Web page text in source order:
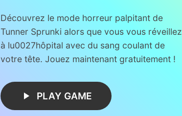
Découvrez le mode horreur palpitant de
Tunner Sprunki alors que vous vous réveillez
à lu0027hôpital avec du sang coulant de
votre tête. Jouez maintenant gratuitement !
PLAY GAME